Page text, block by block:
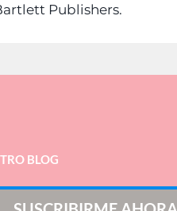
Publishers.
BLOG